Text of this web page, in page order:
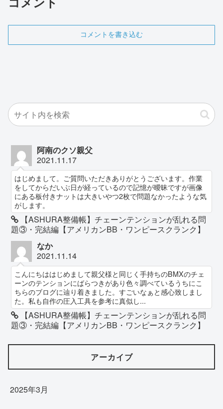
コメントを書き込む
阿南のクソ親父
2021.11.17
はじめまして。ご質問いただきありがとうございます。作業
をしてからだいぶ日が経っているので記憶が曖昧ですが画像
にある板付きナットは大きいやつ2枚で問題なかったような気
がします。
【ASHURA整備帳】チェーンテンションが乱れる問
題③・完結編【アメリカンBB・ワンピースクランク】
なか
2021.11.14
こんにちははじめまして親父様と同じく手持ちのBMXのチェ
ーンのテンションにばらつきがあり色々調べているうちにこ
ちらのブログに辿り着きました。すごいなぁと感心致しまし
た。私も自作の圧入工具を参考に真似し...
【ASHURA整備帳】チェーンテンションが乱れる問
題③・完結編【アメリカンBB・ワンピースクランク】
アーカイブ
2025年3月